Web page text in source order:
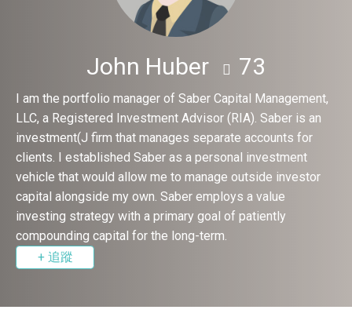
John Huber 73
I am the portfolio manager of Saber Capital Management,
LLC, a Registered Investment Advisor (RIA). Saber is an
investment(J firm that manages separate accounts for
clients. I established Saber as a personal investment
vehicle that would allow me to manage outside investor
capital alongside my own. Saber employs a value
investing strategy with a primary goal of patiently
compounding capital for the long-term.
+ 追蹤